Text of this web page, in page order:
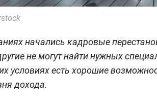
начались кадровые
не могут найти нужных
условиях есть хорошие
дохода.